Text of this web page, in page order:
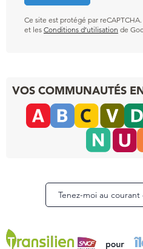
Ce site est protégé par reCAPTCHA.
et les Conditions d’utilisation de
VOS COMMUNAUTÉS
Tenez-moi au